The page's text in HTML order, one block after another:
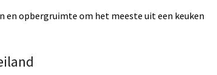
opbergruimte om het meeste uit een keuken